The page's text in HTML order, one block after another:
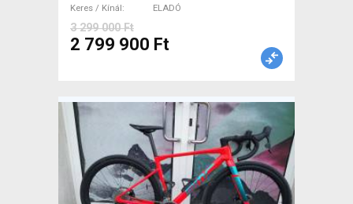
Keres / Kínál
ELADÓ
3 299 000 Ft
2 799 900 Ft